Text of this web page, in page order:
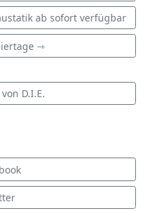
ab sofort verfügbar
⇾
D.I.E.